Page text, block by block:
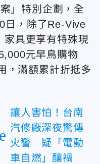
」特別企劃，全
日，除了Re-Vive
家具更享有特殊現
元早鳥購物
，滿額累計折抵多
讓人害怕！台南
汽修廠深夜驚傳
火警 疑「電動
車自燃」釀禍